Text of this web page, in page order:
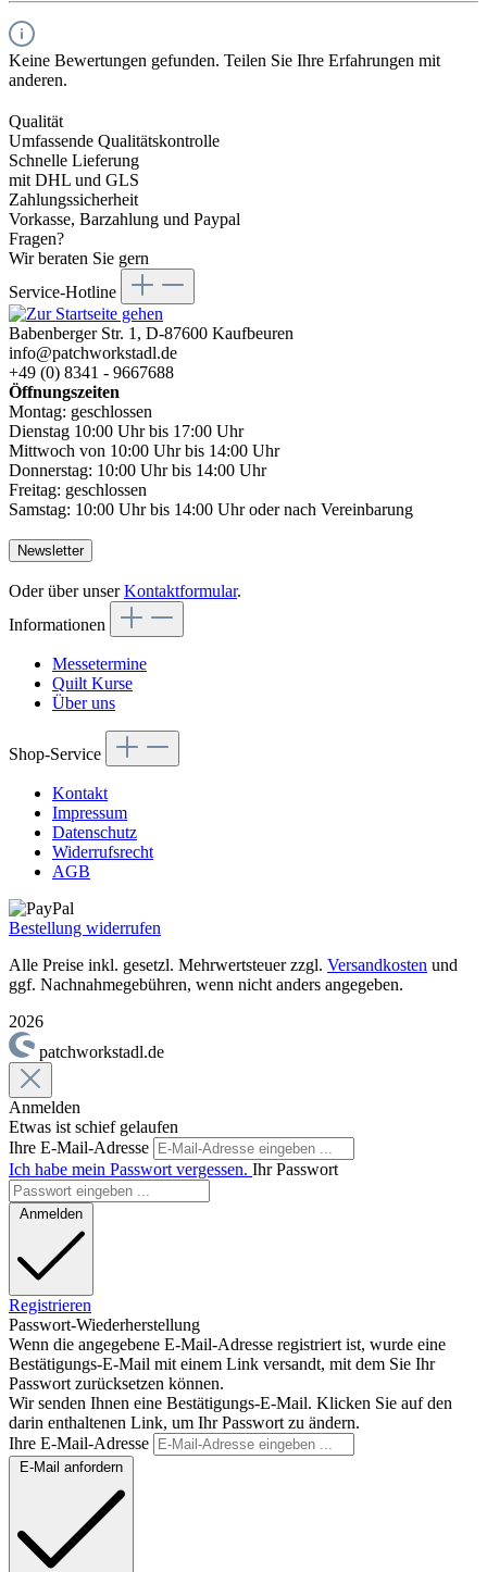
Keine Bewertungen gefunden. Teilen Sie Ihre Erfahrungen mit
anderen.
Qualität
Umfassende Qualitätskontrolle
Schnelle Lieferung
mit DHL und GLS
Zahlungssicherheit
Vorkasse, Barzahlung und Paypal
Fragen?
Wir beraten Sie gern
Service-Hotline
Babenberger Str. 1, D-87600 Kaufbeuren
info@patchworkstadl.de
+49 (0) 8341 - 9667688
Öffnungszeiten
Montag: geschlossen
Dienstag 10:00 Uhr bis 17:00 Uhr
Mittwoch von 10:00 Uhr bis 14:00 Uhr
Donnerstag: 10:00 Uhr bis 14:00 Uhr
Freitag: geschlossen
Samstag: 10:00 Uhr bis 14:00 Uhr oder nach Vereinbarung
Newsletter
Oder über unserKontaktformular.
Informationen
Messetermine
Quilt Kurse
Über uns
Shop-Service
Kontakt
Impressum
Datenschutz
Widerrufsrecht
AGB
Bestellung widerrufen
Alle Preise inkl. gesetzl. Mehrwertsteuer zzgl. Versandkosten und
ggf. Nachnahmegebühren, wenn nicht anders angegeben.
2026
patchworkstadl.de
Anmelden
Etwas ist schief gelaufen
Ihre E-Mail-Adresse
Ich habe mein Passwort vergessen. Ihr Passwort
Anmelden
Registrieren
Passwort-Wiederherstellung
Wenn die angegebene E-Mail-Adresse registriert ist, wurde eine
Bestätigungs-E-Mail mit einem Link versandt, mit dem Sie Ihr
Passwort zurücksetzen können.
Wir senden Ihnen eine Bestätigungs-E-Mail. Klicken Sie auf den
darin enthaltenen Link, um Ihr Passwort zu ändern.
Ihre E-Mail-Adresse
E-Mail anfordern